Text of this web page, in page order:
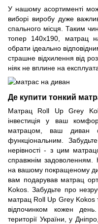
У нашому асортименті
виборі виробу дуже
спального місця. Таким
топер 140х190, матрац
обрати ідеально
страшне відхилення від
ніяк не вплине на
Де купити тонкий
Матрац Roll Up Grey
інвестиція у ваш
матрацом, ваш диван
функціональним.
нерівності - з цим
справжнім
на вашому покращеному
вам подарував матрац
Kokos. Забудьте про
матрац Roll Up Grey Kokos
відпочинком кожен
території України, у